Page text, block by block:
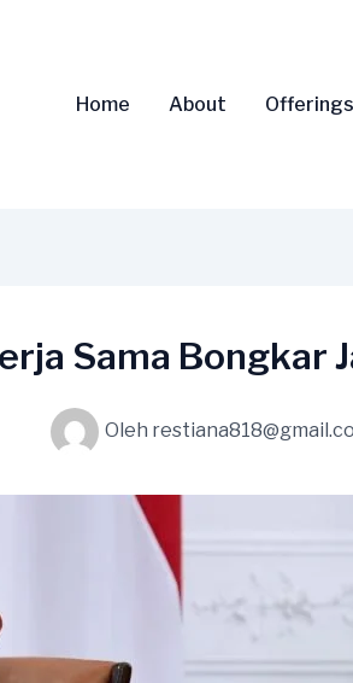
Home About Offerings
Sama Bongkar
Oleh